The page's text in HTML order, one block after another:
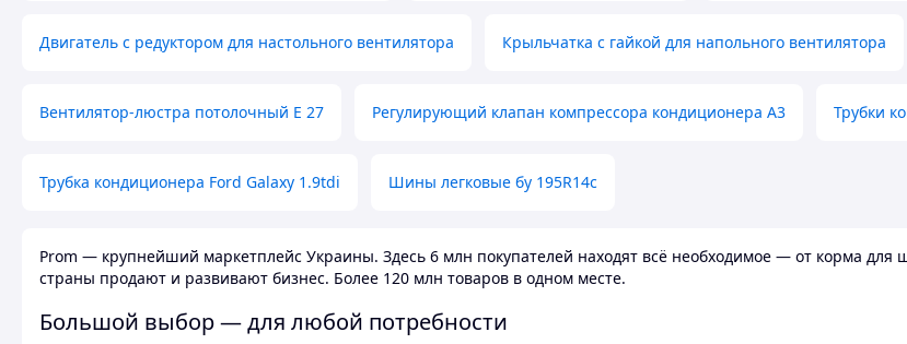
Двигатель с редуктором для настольного вентилятора Крыльчатка с гайкой для напольного вентилятора
Вентилятор-люстра потолочный E 27 Регулирующий клапан компрессора кондиционера А3 Трубки
Трубка кондиционера Ford Galaxy 1.9tdi Шины легковые бу 195R14c
Prom — крупнейший маркетплейс Украины. Здесь 6 млн покупателей находят всё необходимое — от корма
страны продают и развивают бизнес. Более 120 млн товаров в одном месте.
Большой выбор — для любой потребности